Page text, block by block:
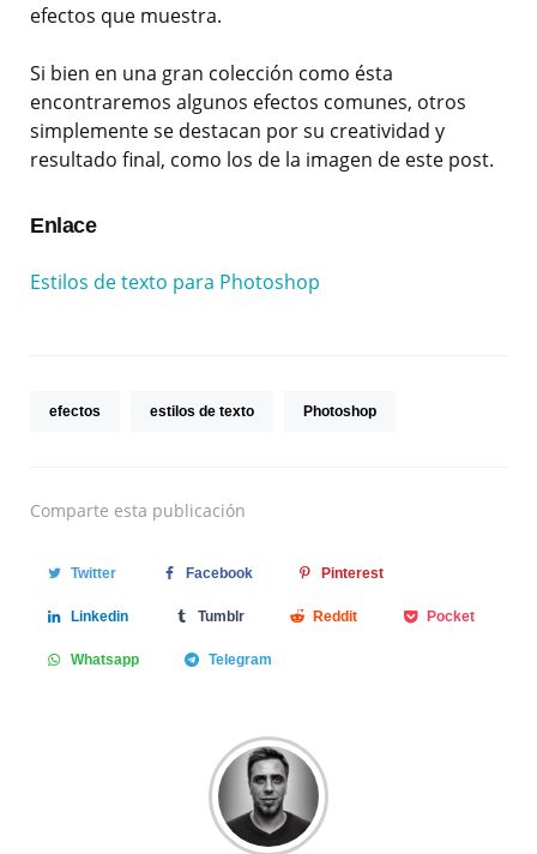
efectos que muestra.
Si bien en una gran colección como ésta
encontraremos algunos efectos comunes, otros
simplemente se destacan por su creatividad y
resultado final, como los de la imagen de este post.
Enlace
Estilos de texto para Photoshop
efectos estilos de texto Photoshop
Comparte esta publicación
Twitter Facebook Pinterest
Linkedin Tumblr Reddit Pocket
Whatsapp Telegram